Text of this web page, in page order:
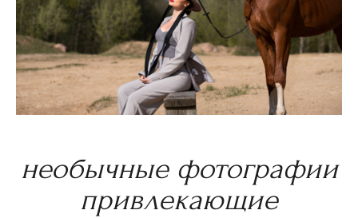
необычные фотографии
привлекающие